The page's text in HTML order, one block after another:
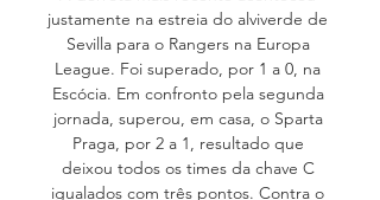
justamente na estreia do alviverde de
Sevilla para o Rangers na Europa
League. Foi superado, por 1 a 0, na
Escócia. Em confronto pela segunda
jornada, superou, em casa, o Sparta
Praga, por 2 a 1, resultado que
deixou todos os times da chave C
igualados com três pontos. Contra o